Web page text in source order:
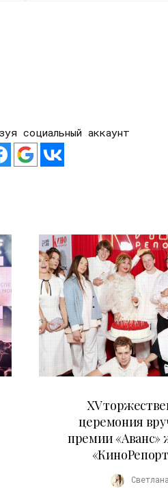
социальный аккаунт
XV
церемония
премии «Аванс»
Светлана